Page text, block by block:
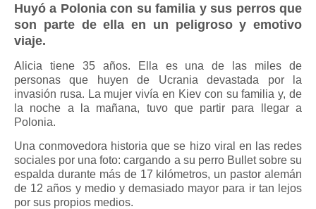
Huyó a Polonia con su familia y sus perros que
son parte de ella en un peligroso y emotivo
viaje.
Alicia tiene 35 años. Ella es una de las miles de
personas que huyen de Ucrania devastada por la
invasión rusa. La mujer vivía en Kiev con su familia y, de
la noche a la mañana, tuvo que partir para llegar a
Polonia.
Una conmovedora historia que se hizo viral en las redes
sociales por una foto: cargando a su perro Bullet sobre su
espalda durante más de 17 kilómetros, un pastor alemán
de 12 años y medio y demasiado mayor para ir tan lejos
por sus propios medios.